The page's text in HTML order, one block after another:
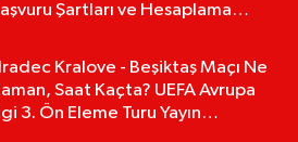
Şartları ve Hesaplama
Kralove - Beşiktaş Maçı Ne
Saat Kaçta? UEFA Avrupa
3. Ön Eleme Turu Yayın